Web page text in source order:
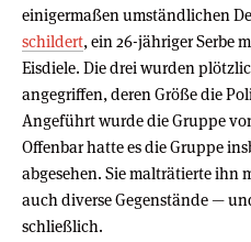
einigermaßen umständlichen
schildert, ein 26-jähriger Serbe
Eisdiele. Die drei wurden
angegriffen, deren Größe die
Angeführt wurde die Gruppe
Offenbar hatte es die Gruppe
abgesehen. Sie malträtierte ihn
auch diverse Gegenstände —
schließlich.